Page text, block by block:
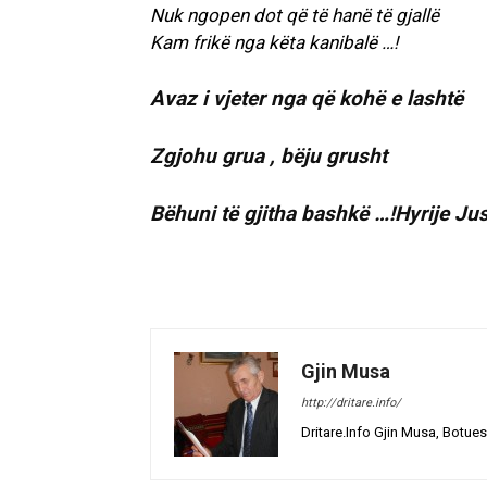
Nuk ngopen dot që të hanë të gjallë
Kam frikë nga këta kanibalë …!
Avaz i vjeter nga që kohë e lashtë
Zgjohu grua , bëju grusht
Bëhuni të gjitha bashkë …!Hyrije
Gjin Musa
http://dritare.info/
Dritare.Info Gjin Musa, Botues